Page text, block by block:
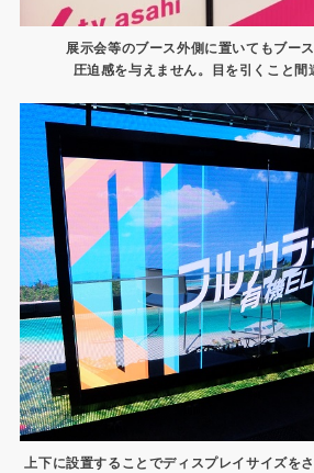
展示会等のブース外側に置いてもブー
圧迫感を与えません。目を引くこと間
上下に設置することでディスプレイサイズを